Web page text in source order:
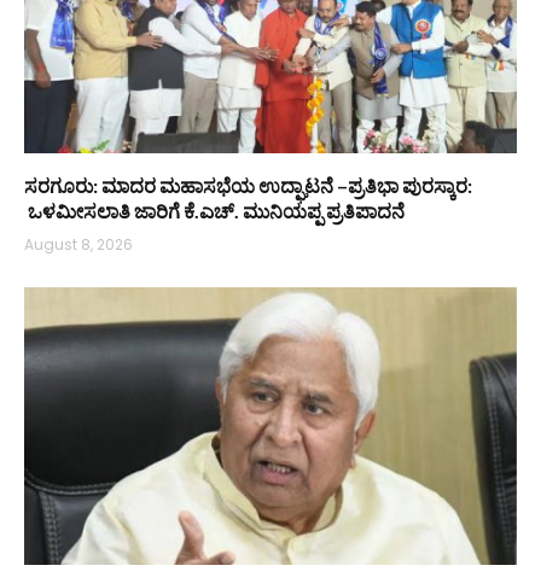
ಸರಗೂರು: ಮಾದರ ಮಹಾಸಭೆಯ ಉದ್ಘಾಟನೆ –ಪ್ರತಿಭಾ ಪುರಸ್ಕಾರ:
ಒಳಮೀಸಲಾತಿ ಜಾರಿಗೆ ಕೆ.ಎಚ್. ಮುನಿಯಪ್ಪ ಪ್ರತಿಪಾದನೆ
August 8, 2026